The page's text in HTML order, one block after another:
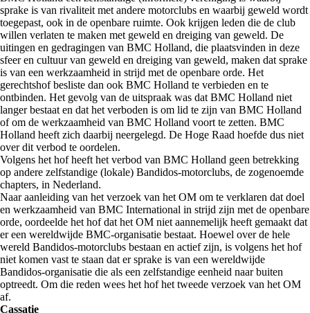
sprake is van rivaliteit met andere motorclubs en waarbij geweld wordt
toegepast, ook in de openbare ruimte. Ook krijgen leden die de club
willen verlaten te maken met geweld en dreiging van geweld. De
uitingen en gedragingen van BMC Holland, die plaatsvinden in deze
sfeer en cultuur van geweld en dreiging van geweld, maken dat sprake
is van een werkzaamheid in strijd met de openbare orde. Het
gerechtshof besliste dan ook BMC Holland te verbieden en te
ontbinden. Het gevolg van de uitspraak was dat BMC Holland niet
langer bestaat en dat het verboden is om lid te zijn van BMC Holland
of om de werkzaamheid van BMC Holland voort te zetten. BMC
Holland heeft zich daarbij neergelegd. De Hoge Raad hoefde dus niet
over dit verbod te oordelen.
Volgens het hof heeft het verbod van BMC Holland geen betrekking
op andere zelfstandige (lokale) Bandidos-motorclubs, de zogenoemde
chapters, in Nederland.
Naar aanleiding van het verzoek van het OM om te verklaren dat doel
en werkzaamheid van BMC International in strijd zijn met de openbare
orde, oordeelde het hof dat het OM niet aannemelijk heeft gemaakt dat
er een wereldwijde BMC-organisatie bestaat. Hoewel over de hele
wereld Bandidos-motorclubs bestaan en actief zijn, is volgens het hof
niet komen vast te staan dat er sprake is van een wereldwijde
Bandidos-organisatie die als een zelfstandige eenheid naar buiten
optreedt. Om die reden wees het hof het tweede verzoek van het OM
af.
Cassatie